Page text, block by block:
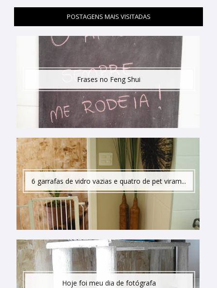
POSTAGENS MAIS VISITADAS
Frases no Feng Shui
6 garrafas de vidro vazias e quatro de pet viram...
Hoje foi meu dia de fotógrafa